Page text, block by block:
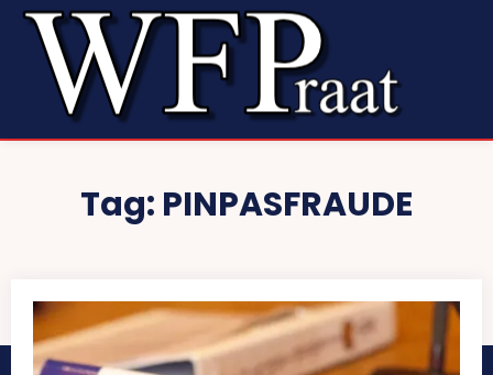
Tag: PINPASFRAUDE